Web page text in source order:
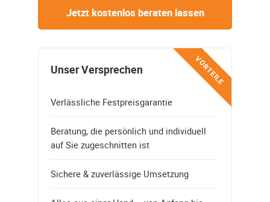
Jetzt kostenlos beraten lassen
VORTEILE
Unser Versprechen
Verlässliche Festpreisgarantie
Beratung, die persönlich und individuell
auf Sie zugeschnitten ist
Sichere & zuverlässige Umsetzung